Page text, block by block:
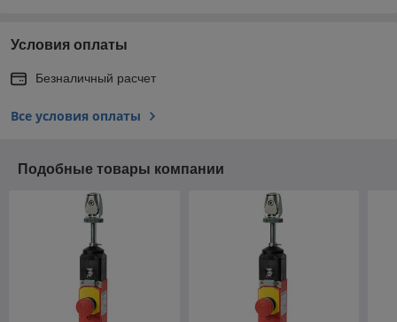
Условия оплаты
Безналичный расчет
Все условия оплаты
Подобные товары компании